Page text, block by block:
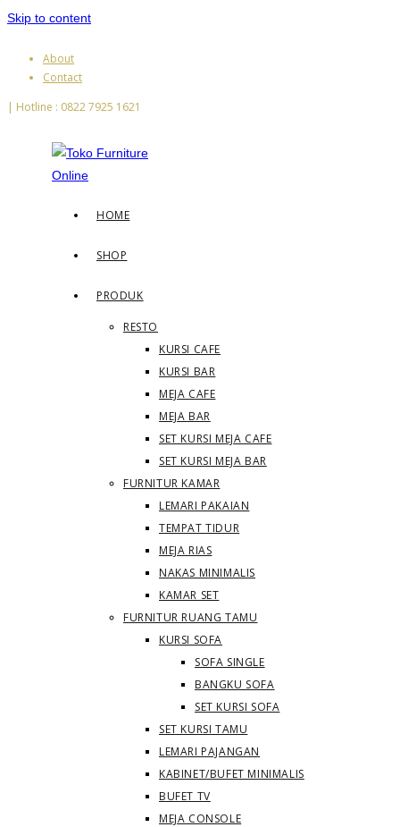
Skip to content
About
Contact
| Hotline : 0822 7925 1621
HOME
SHOP
PRODUK
RESTO
KURSI CAFE
KURSI BAR
MEJA CAFE
MEJA BAR
SET KURSI MEJA CAFE
SET KURSI MEJA BAR
FURNITUR KAMAR
LEMARI PAKAIAN
TEMPAT TIDUR
MEJA RIAS
NAKAS MINIMALIS
KAMAR SET
FURNITUR RUANG TAMU
KURSI SOFA
SOFA SINGLE
BANGKU SOFA
SET KURSI SOFA
SET KURSI TAMU
LEMARI PAJANGAN
KABINET/BUFET MINIMALIS
BUFET TV
MEJA CONSOLE